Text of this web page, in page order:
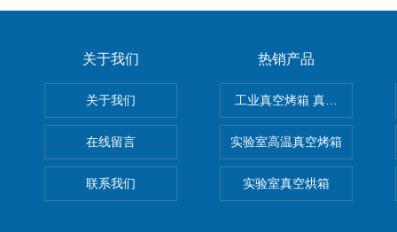
关于我们
关于我们
在线留言
联系我们
热销产品
工业真空烤箱 真空烘箱
实验室高温真空烤箱
实验室真空烘箱